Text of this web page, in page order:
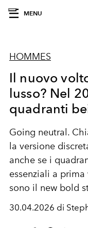
MENU
HOMMES
Il nuovo
lusso? Nel
quadranti
Going neutral.
la versione
anche se i
essenziali a
sono il new bold
30.04.2026 di